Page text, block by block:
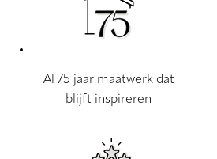
Al 75 jaar maatwerk dat
blijft inspireren